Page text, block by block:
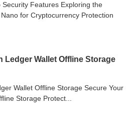
Features Exploring the
for Cryptocurrency Protection
Ledger Wallet Offline Storage
Wallet Offline Storage Secure Your
Storage Protect...